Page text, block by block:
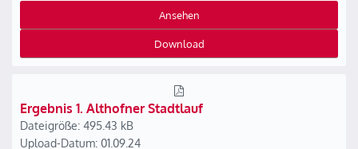
Ansehen
Download
Ergebnis 1. Althofner Stadtlauf
Dateigröße: 495.43 kB
Upload-Datum: 01.09.24